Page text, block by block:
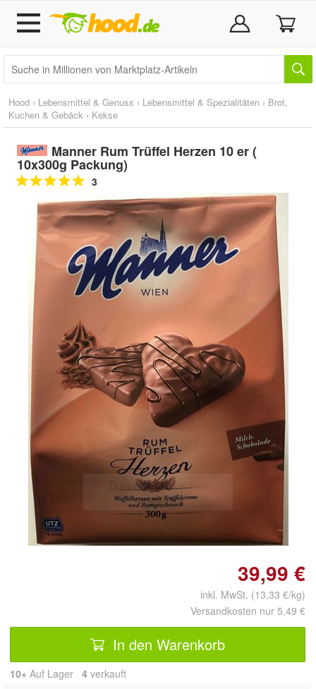
Hood › Lebensmittel & Genuss › Lebensmittel & Spezialitäten › Brot,
Kuchen & Gebäck › Kekse
Manner Rum Trüffel Herzen 10 er (
10x300g Packung)
3
Doppelt antippen zum
vergrößern
39,99 €
inkl. MwSt. (13,33 €/kg)
Versandkosten nur 5,49 €
In den Warenkorb
10+ Auf Lager 4 verkauft